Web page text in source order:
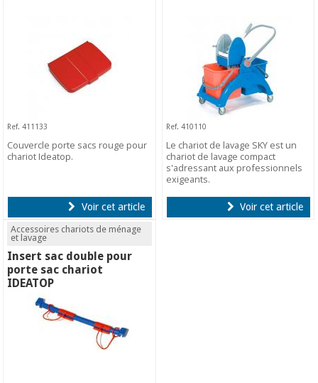
Ref. 411133
Couvercle porte sacs rouge pour
chariot Ideatop.
Voir cet article
Ref. 410110
Le chariot de lavage SKY est un
chariot de lavage compact
s'adressant aux professionnels
exigeants.
Voir cet article
Accessoires chariots de ménage
et lavage
Insert sac double pour
porte sac chariot
IDEATOP